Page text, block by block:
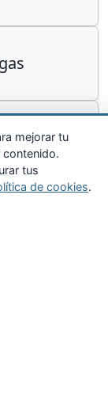
mejorar tu
contenido.
tus
de cookies.